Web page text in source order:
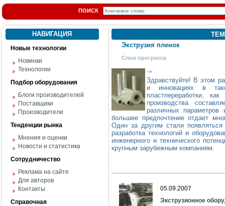
ПОИСК
НАВИГАЦИЯ
Новые технологии
Новинки
Технологии
Подбор оборудования
Блоги производителей
Поставщики
Производители
Тенденции рынка
Мнения и оценки
Новости и статистика
Сотрудничество
Реклама на сайте
Для авторов
Контакты
Справочная
Экструзия пленок
Слои прогресса
->
Здравствуйте! В этом
и инновациях в
пластпереработки,
производства
различных
большее предпочтение отдает
Один за другим стали появляться
разработка технологий и
инженерного и технического
крупным зарубежным компаниям.
05.09.2007
Экструзионное